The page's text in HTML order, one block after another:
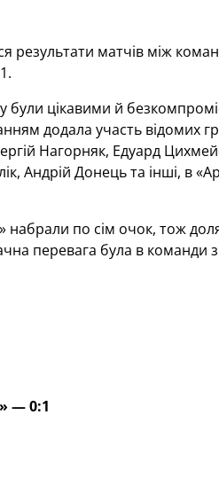
результати матчів між
цікавими й
додала участь відомих
Нагорняк, Едуард
Андрій Донець та інші, в
набрали по сім очок, тож
перевага була в команди
— 0:1